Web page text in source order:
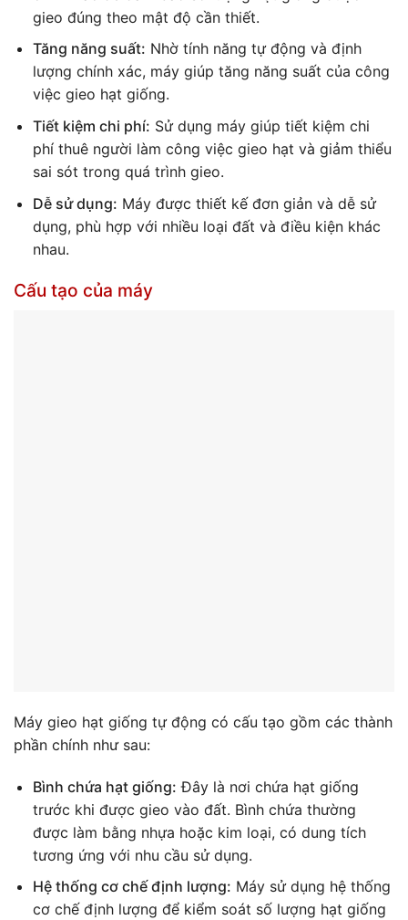
gieo đúng theo mật độ cần thiết.
Tăng năng suất: Nhờ tính năng tự động và định
lượng chính xác, máy giúp tăng năng suất của công
việc gieo hạt giống.
Tiết kiệm chi phí: Sử dụng máy giúp tiết kiệm chi
phí thuê người làm công việc gieo hạt và giảm thiểu
sai sót trong quá trình gieo.
Dễ sử dụng: Máy được thiết kế đơn giản và dễ sử
dụng, phù hợp với nhiều loại đất và điều kiện khác
nhau.
Cấu tạo của máy
Máy gieo hạt giống tự động có cấu tạo gồm các thành
phần chính như sau:
Bình chứa hạt giống: Đây là nơi chứa hạt giống
trước khi được gieo vào đất. Bình chứa thường
được làm bằng nhựa hoặc kim loại, có dung tích
tương ứng với nhu cầu sử dụng.
Hệ thống cơ chế định lượng: Máy sử dụng hệ thống
cơ chế định lượng để kiểm soát số lượng hạt giống